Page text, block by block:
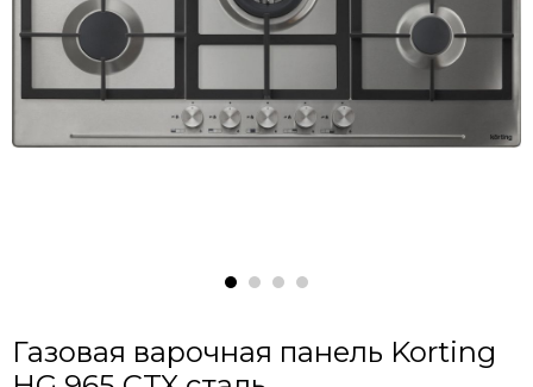
Газовая варочная панель Korting